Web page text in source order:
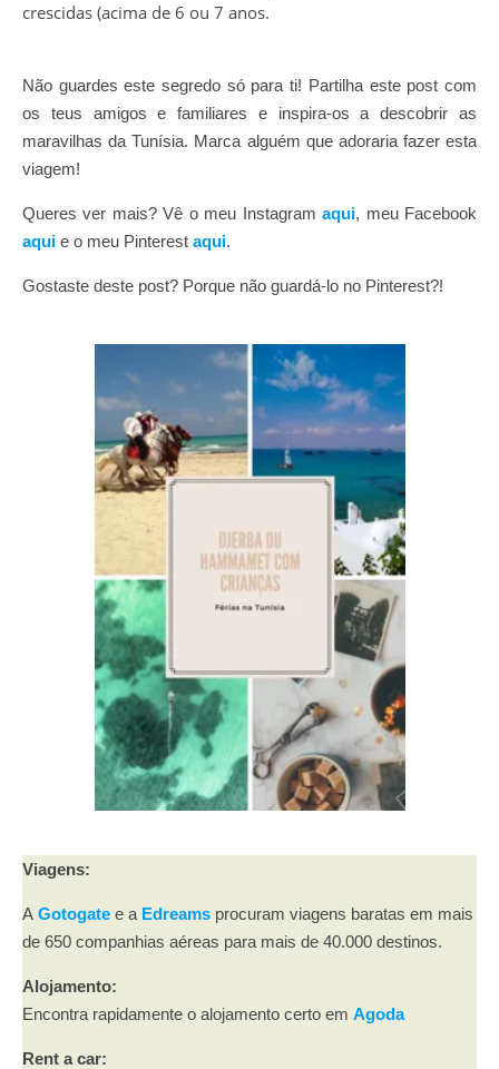
crescidas (acima de 6 ou 7 anos.
Não guardes este segredo só para ti! Partilha este post com
os teus amigos e familiares e inspira-os a descobrir as
maravilhas da Tunísia. Marca alguém que adoraria fazer esta
viagem!
Queres ver mais? Vê o meu Instagramaqui, meu Facebook
aqui e o meu Pinterest aqui.
Gostaste deste post? Porque não guardá-lo no Pinterest?!
Viagens:
A Gotogate e a Edreams procuram viagens baratas em mais
de 650 companhias aéreas para mais de 40.000 destinos.
Alojamento:
Encontra rapidamente o alojamento certo em Agoda
Rent a car: